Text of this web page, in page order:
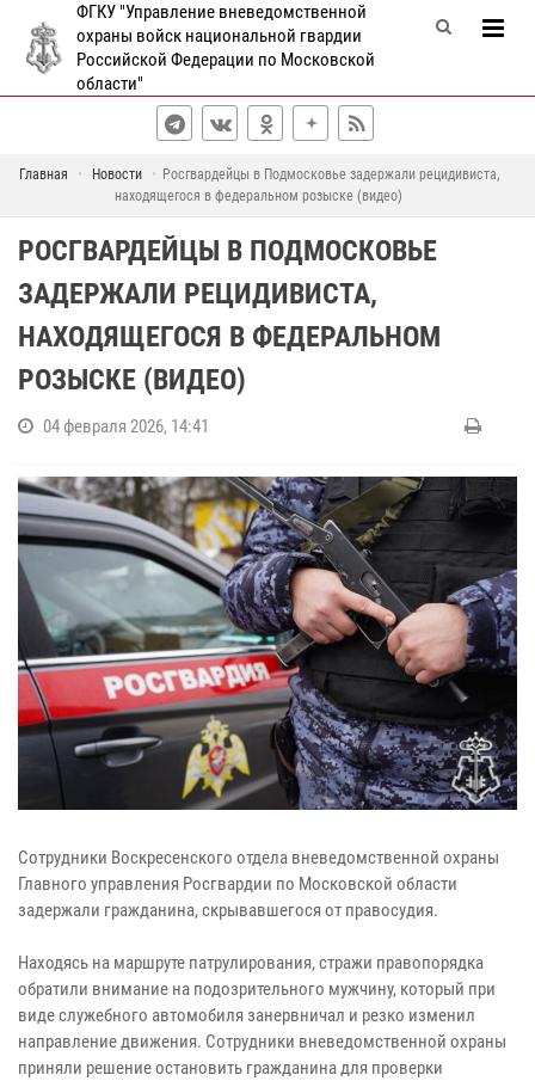
ФГКУ "Управление вневедомственной
охраны войск национальной гвардии
Российской Федерации по Московской
области"
Главная Новости
Росгвардейцы в Подмосковье задержали рецидивиста,
находящегося в федеральном розыске (видео)
РОСГВАРДЕЙЦЫ В ПОДМОСКОВЬЕ
ЗАДЕРЖАЛИ РЕЦИДИВИСТА,
НАХОДЯЩЕГОСЯ В ФЕДЕРАЛЬНОМ
РОЗЫСКЕ (ВИДЕО)
04 февраля 2026, 14:41
Сотрудники Воскресенского отдела вневедомственной охраны
Главного управления Росгвардии по Московской области
задержали гражданина, скрывавшегося от правосудия.
Находясь на маршруте патрулирования, стражи правопорядка
обратили внимание на подозрительного мужчину, который при
виде служебного автомобиля занервничал и резко изменил
направление движения. Сотрудники вневедомственной охраны
приняли решение остановить гражданина для проверки